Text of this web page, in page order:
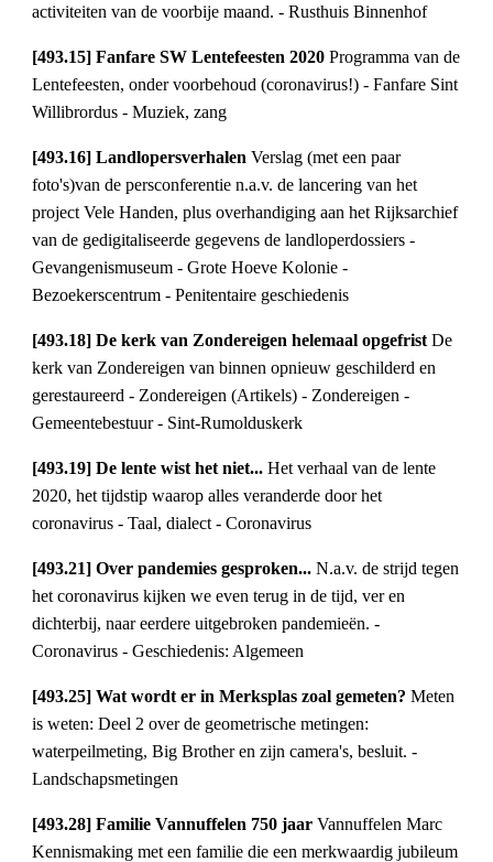
activiteiten van de voorbije maand. - Rusthuis Binnenhof
[493.15] Fanfare SW Lentefeesten 2020 Programma van de
Lentefeesten, onder voorbehoud (coronavirus!) - Fanfare Sint
Willibrordus - Muziek, zang
[493.16] Landlopersverhalen Verslag (met een paar
foto's)van de persconferentie n.a.v. de lancering van het
project Vele Handen, plus overhandiging aan het Rijksarchief
van de gedigitaliseerde gegevens de landloperdossiers -
Gevangenismuseum - Grote Hoeve Kolonie -
Bezoekerscentrum - Penitentaire geschiedenis
[493.18] De kerk van Zondereigen helemaal opgefrist De
kerk van Zondereigen van binnen opnieuw geschilderd en
gerestaureerd - Zondereigen (Artikels) - Zondereigen -
Gemeentebestuur - Sint-Rumolduskerk
[493.19] De lente wist het niet... Het verhaal van de lente
2020, het tijdstip waarop alles veranderde door het
coronavirus - Taal, dialect - Coronavirus
[493.21] Over pandemies gesproken... N.a.v. de strijd tegen
het coronavirus kijken we even terug in de tijd, ver en
dichterbij, naar eerdere uitgebroken pandemieën. -
Coronavirus - Geschiedenis: Algemeen
[493.25] Wat wordt er in Merksplas zoal gemeten? Meten
is weten: Deel 2 over de geometrische metingen:
waterpeilmeting, Big Brother en zijn camera's, besluit. -
Landschapsmetingen
[493.28] Familie Vannuffelen 750 jaar Vannuffelen Marc
Kennismaking met een familie die een merkwaardig jubileum